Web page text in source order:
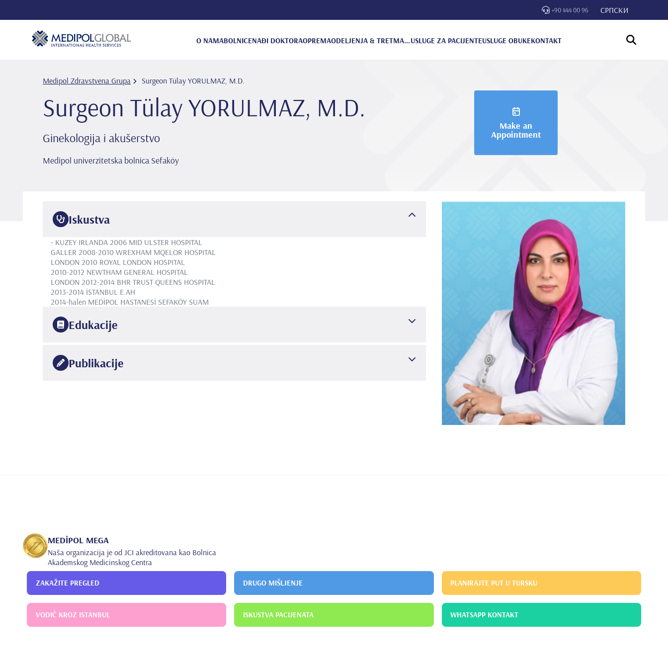
+90 444 00 96 СРПСКИ
O NAMABOLNICENAĐI DOKTORAOPREMA ODELJENJA & TRETMANIUSLUGE ZA PACIJENTEUSLUGE OBUKEKONTAKT
Medipol Zdravstvena Grupa Surgeon Tülay YORULMAZ, M.D.
Surgeon Tülay YORULMAZ, M.D.
Ginekologija i akušerstvo
Medipol univerzitetska bolnica Sefaköy
Make an
Appointment
Iskustva
- KUZEY IRLANDA 2006 MID ULSTER HOSPITAL
GALLER 2008-2010 WREXHAM MQELOR HOSPITAL
LONDON 2010 ROYAL LONDON HOSPITAL
2010-2012 NEWTHAM GENERAL HOSPITAL
LONDON 2012-2014 BHR TRUST QUEENS HOSPITAL
2013-2014 İSTANBUL E.AH
2014-halen MEDİPOL HASTANESİ SEFAKÖY SUAM
Edukacije
KÜLTÜR KOLEJİ
Kadın doğum
2015 Publikacije
MEDİPOL MEGA
Naša organizacija je od JCI akreditovana kao Bolnica
Akademskog Medicinskog Centra
ZAKAŽITE PREGLED DRUGO MIŠLJENJE PLANIRAJTE PUT U TURSKU
VODIČ KROZ ISTANBUL ISKUSTVA PACIJENATA WHATSAPP KONTAKT